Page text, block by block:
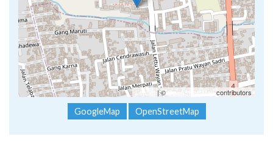
Leaflet | ©OpenStreetMap contributors
GoogleMap OpenStreetMap